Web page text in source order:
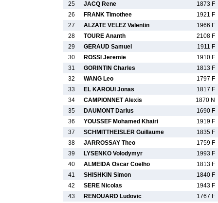
25
JACQ Rene 1873 F
26
FRANK Timothee 1921 F
27
ALZATE VELEZ Valentin
1966 F
28
TOURE Ananth 2108 F
29
GERAUD Samuel 1911 F
30
ROSSI Jeremie 1910 F
31
GORINTIN Charles 1813 F
32
WANG Leo 1797 F
33
EL KAROUI Jonas 1817 F
34
CAMPIONNET Alexis 1870 N
35
DAUMONT Darius
1690 F
36
YOUSSEF Mohamed Khairi 1919 F
37
SCHMITTHEISLER Guillaume 1835 F
38
JARROSSAY Theo
1759 F
39
LYSENKO Volodymyr 1993 F
40
ALMEIDA Oscar Coelho 1813 F
41
SHISHKIN Simon 1840 F
42
SERE Nicolas 1943 F
43
RENOUARD Ludovic 1767 F